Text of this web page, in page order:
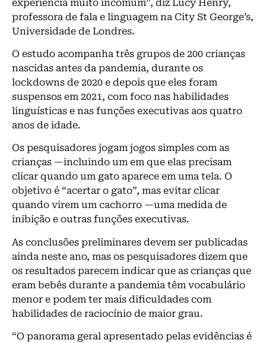
experiência muito incomum”, diz Lucy Henry,
professora de fala e linguagem na City St George’s,
Universidade de Londres.
O estudo acompanha três grupos de 200 crianças
nascidas antes da pandemia, durante os
lockdowns de 2020 e depois que eles foram
suspensos em 2021, com foco nas habilidades
linguísticas e nas funções executivas aos quatro
anos de idade.
Os pesquisadores jogam jogos simples com as
crianças —incluindo um em que elas precisam
clicar quando um gato aparece em uma tela. O
objetivo é “acertar o gato”, mas evitar clicar
quando virem um cachorro —uma medida de
inibição e outras funções executivas.
As conclusões preliminares devem ser publicadas
ainda neste ano, mas os pesquisadores dizem que
os resultados parecem indicar que as crianças que
eram bebês durante a pandemia têm vocabulário
menor e podem ter mais dificuldades com
habilidades de raciocínio de maior grau.
“O panorama geral apresentado pelas evidências é